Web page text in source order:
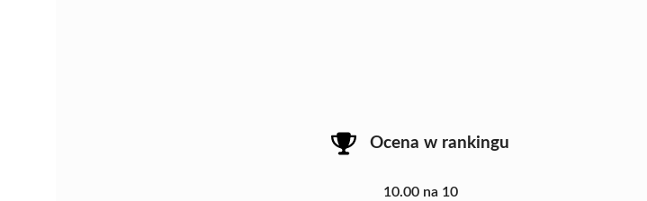
Ocena w rankingu
10.00 na 10